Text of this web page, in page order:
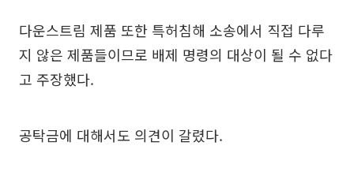
다운스트림 제품 또한 특허침해 소송에서 직접 다루
지 않은 제품들이므로 배제 명령의 대상이 될 수 없다
고 주장했다.
공탁금에 대해서도 의견이 갈렸다.